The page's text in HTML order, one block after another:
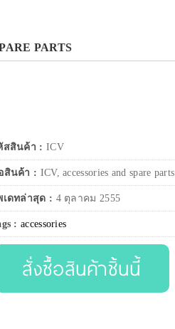
PARTS
สสินค้า : ICV
สินค้า : ICV, accessories and spare parts
เดทล่าสุด : 4 ตุลาคม 2555
:accessories
สั่งซื้อสินค้าชิ้นนี้